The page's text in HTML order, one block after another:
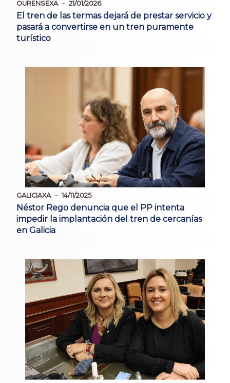
OURENSEXA 21/01/2026
El tren de las termas dejará de prestar servicio y
pasará a convertirse en un tren puramente
turístico
GALICIAXA 14/11/2025
Néstor Rego denuncia que el PP intenta
impedir la implantación del tren de cercanías
en Galicia